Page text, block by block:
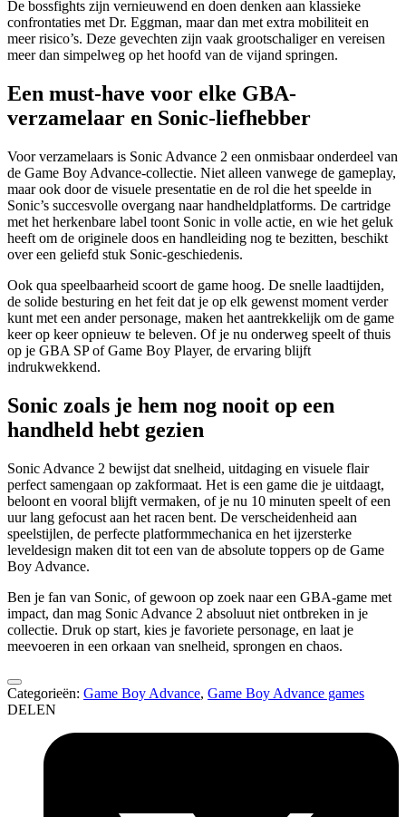
De bossfights zijn vernieuwend en doen denken aan klassieke
confrontaties met Dr. Eggman, maar dan met extra mobiliteit en
meer risico’s. Deze gevechten zijn vaak grootschaliger en vereisen
meer dan simpelweg op het hoofd van de vijand springen.
Een must-have voor elke GBA-
verzamelaar en Sonic-liefhebber
Voor verzamelaars is Sonic Advance 2 een onmisbaar onderdeel van
de Game Boy Advance-collectie. Niet alleen vanwege de gameplay,
maar ook door de visuele presentatie en de rol die het speelde in
Sonic’s succesvolle overgang naar handheldplatforms. De cartridge
met het herkenbare label toont Sonic in volle actie, en wie het geluk
heeft om de originele doos en handleiding nog te bezitten, beschikt
over een geliefd stuk Sonic-geschiedenis.
Ook qua speelbaarheid scoort de game hoog. De snelle laadtijden,
de solide besturing en het feit dat je op elk gewenst moment verder
kunt met een ander personage, maken het aantrekkelijk om de game
keer op keer opnieuw te beleven. Of je nu onderweg speelt of thuis
op je GBA SP of Game Boy Player, de ervaring blijft
indrukwekkend.
Sonic zoals je hem nog nooit op een
handheld hebt gezien
Sonic Advance 2 bewijst dat snelheid, uitdaging en visuele flair
perfect samengaan op zakformaat. Het is een game die je uitdaagt,
beloont en vooral blijft vermaken, of je nu 10 minuten speelt of een
uur lang gefocust aan het racen bent. De verscheidenheid aan
speelstijlen, de perfecte platformmechanica en het ijzersterke
leveldesign maken dit tot een van de absolute toppers op de Game
Boy Advance.
Ben je fan van Sonic, of gewoon op zoek naar een GBA-game met
impact, dan mag Sonic Advance 2 absoluut niet ontbreken in je
collectie. Druk op start, kies je favoriete personage, en laat je
meevoeren in een orkaan van snelheid, sprongen en chaos.
Categorieën: Game Boy Advance, Game Boy Advance games
DELEN